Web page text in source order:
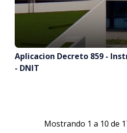
Aplicacion Decreto 859 -
- DNIT
Mostrando 1 a 10 de